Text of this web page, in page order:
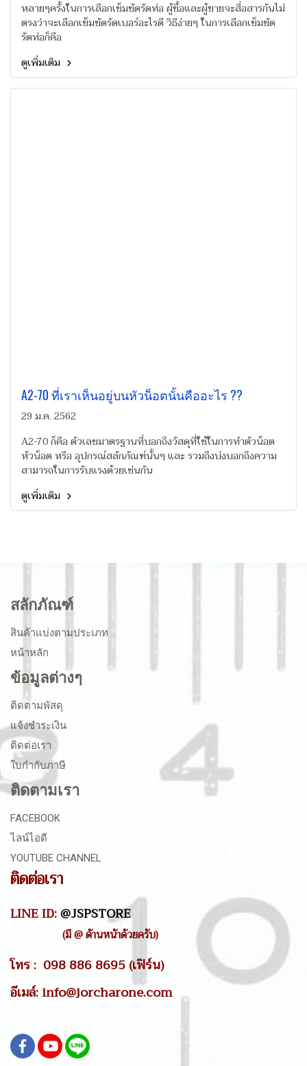
หลายๆครั้งในการเลือกเข็มขัดรัดท่อ ผู้ซื้อและผู้ขายจะสื่อสารกันไม่
ตรงว่าจะเลือกเข็มขัดรัดเบอร์อะไรดี วิธีง่ายๆ ในการเลือกเข็มขัด
รัดท่อก็คือ
ดูเพิ่มเติม
A2-70 ที่เราเห็นอยู่บนหัวน็อตนั้นคืออะไร ??
29 ม.ค. 2562
A2-70 ก็คือ ตัวเลขมาตรฐานที่บอกถึงวัสดุที่ใช้ในการทำตัวน็อต
หัวน็อต หรือ อุปกรณ์สลักภัณฑ์นั้นๆ และ รวมถึงบ่งบอกถึงความ
สามารถในการรับแรงด้วยเช่นกัน
ดูเพิ่มเติม
สลักภัณฑ์
สินค้าแบ่งตามประเภท
หน้าหลัก
ข้อมูลต่างๆ
ติดตามพัสดุ
แจ้งชำระเงิน
ติดต่อเรา
ใบกำกับภาษี
ติดตามเรา
FACEBOOK
ไลน์ไอดี
YOUTUBE CHANNEL
ติดต่อเรา
LINE ID:@JSPSTORE
(มี @ ด้านหน้าด้วยครับ)
โทร : 098 886 8695 (เฟิร์น)
อีเมล์: info@jorcharone.com